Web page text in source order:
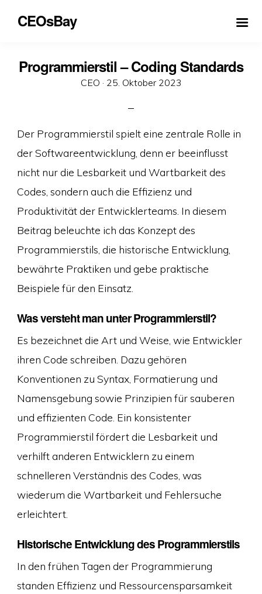
CEOsBay
Programmierstil – Coding Standards
CEO · Veröffentlicht
25. Oktober 2023
Der Programmierstil spielt eine zentrale Rolle in
der Softwareentwicklung, denn er beeinflusst
nicht nur die Lesbarkeit und Wartbarkeit des
Codes, sondern auch die Effizienz und
Produktivität der Entwicklerteams. In diesem
Beitrag beleuchte ich das Konzept des
Programmierstils, die historische Entwicklung,
bewährte Praktiken und gebe praktische
Beispiele für den Einsatz.
Was versteht man unter Programmierstil?
Es bezeichnet die Art und Weise, wie Entwickler
ihren Code schreiben. Dazu gehören
Konventionen zu Syntax, Formatierung und
Namensgebung sowie Prinzipien für sauberen
und effizienten Code. Ein konsistenter
Programmierstil fördert die Lesbarkeit und
verhilft anderen Entwicklern zu einem
schnelleren Verständnis des Codes, was
wiederum die Wartbarkeit und Fehlersuche
erleichtert.
Historische Entwicklung des Programmierstils
In den frühen Tagen der Programmierung
standen Effizienz und Ressourcensparsamkeit